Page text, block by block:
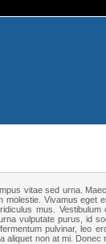
vitae sed urna.
molestie. Vivamus eget
mus.
vulputate purus, id
pulvinar, leo
non at mi.